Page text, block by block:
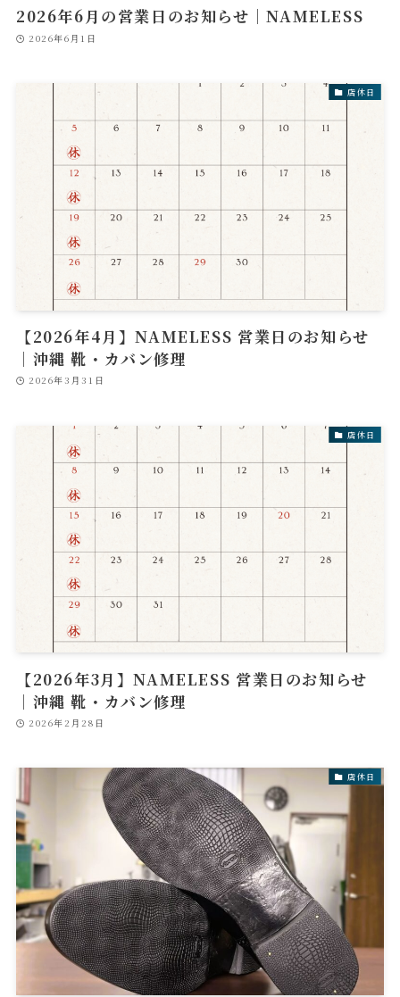
2026年6月の営業日のお知らせ｜NAMELESS
2026年6月1日
店休日
【2026年4月】NAMELESS 営業日のお知らせ
｜沖縄 靴・カバン修理
2026年3月31日
店休日
【2026年3月】NAMELESS 営業日のお知らせ
｜沖縄 靴・カバン修理
2026年2月28日
店休日